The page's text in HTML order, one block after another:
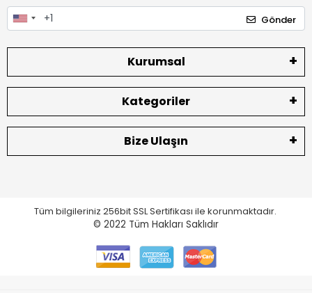
Gönder
Kurumsal
Kategoriler
Bize Ulaşın
Tüm bilgileriniz 256bit SSL Sertifikası ile korunmaktadır.
© 2022 Tüm Hakları Saklıdır